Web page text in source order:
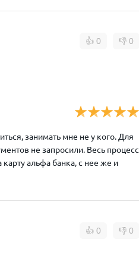
👍 0 👎 0
занимать мне не у кого. Для
не запросили. Весь процесс
карту альфа банка, с нее же и
👍 0 👎 0